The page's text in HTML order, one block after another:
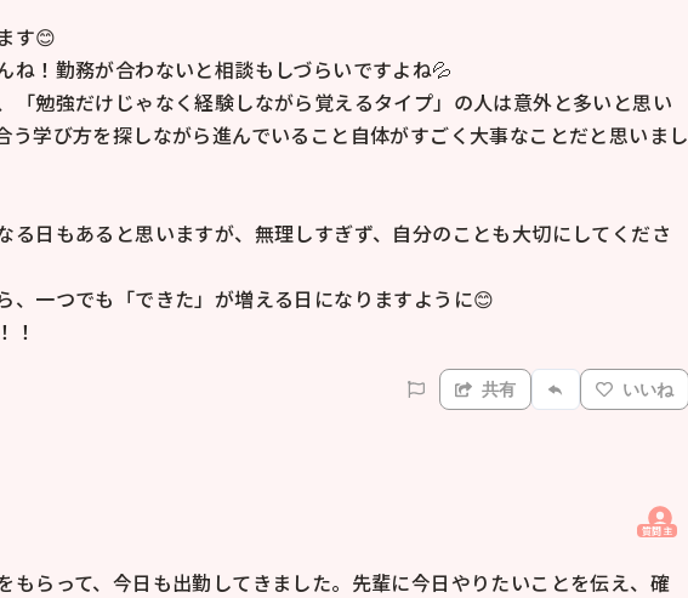
す😊
ね！勤務が合わないと相談もしづらいですよね💦
「勉強だけじゃなく経験しながら覚えるタイプ」の人は意外と多いと思い
う学び方を探しながら進んでいること自体がすごく大事なことだと思いまし
る日もあると思いますが、無理しすぎず、自分のことも大切にしてくださ
、一つでも「できた」が増える日になりますように😊
共有 いいね
質問主
もらって、今日も出勤してきました。先輩に今日やりたいことを伝え、確